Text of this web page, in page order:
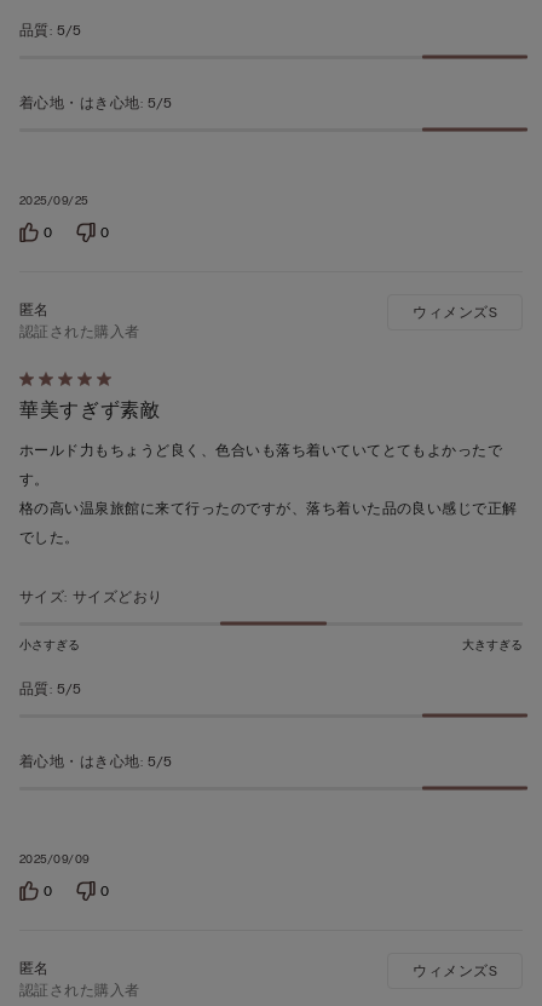
評
2025/09/25
品質: 5/5
着心地・はき心地: 5/5
0 0
5
段
階
の
う
ち
の
価
2025/09/09
認証された購入者
華美すぎず素敵
ホールド力もちょうど良く、色合いも落ち着いていてとてもよかったで
す。
格の高い温泉旅館に来て行ったのですが、落ち着いた品の良い感じで正解
でした。
ウィメンズS
サイズ: サイズどおり
小さすぎる 大きすぎる
品質: 5/5
着心地・はき心地: 5/5
0 0
認証された購入者
ウィメンズS